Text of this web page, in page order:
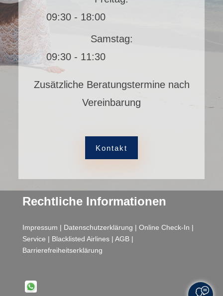
09:30 - 18:00
Samstag:
09:30 - 11:30
Zusätzliche Beratungstermine nach
Vereinbarung
Kontakt
Rechtliche Informationen
Impressum | Datenschutzerklärung | Online Check-In |
Service | Blacklisted Airlines| AGB|
Barrierefreiheitserklärung